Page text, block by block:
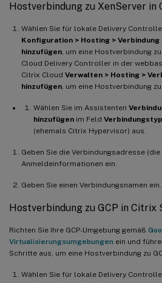
Hostverbindung zu XenServer
Wählen Sie für lokale Delivery
Konfiguration > Hosting > Verbindung
hinzufügen, um eine Hostverbindung
Cloud Delivery Controller in der
Citrix Cloud Verwalten > Hosting >
hinzufügen, um eine Hostverbindung
Wählen Sie im Assistenten
hinzufügen im Feld Verbindungstyp
(ehemals Citrix Hypervisor) aus.
Geben Sie die Verbindungsadresse (die
Anmeldeinformationen ein.
Geben Sie einen Verbindungsnamen ein.
Hostverbindung zu GCP in Citrix
Richten Sie Ihre GCP-Umgebung gemäß
Virtualisierungsumgebungen ein und
Schritte aus, um eine Hostverbindung zu
Wählen Sie für lokale Delivery